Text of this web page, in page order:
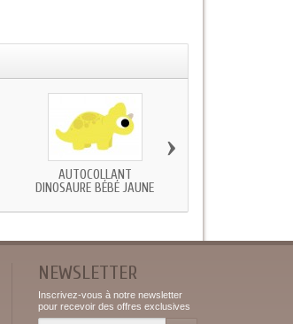
AUTOCOLLANT
DINOSAURE BÉBÉ JAUNE
›
NEWSLETTER
Inscrivez-vous à notre newsletter
pour recevoir des offres exclusives